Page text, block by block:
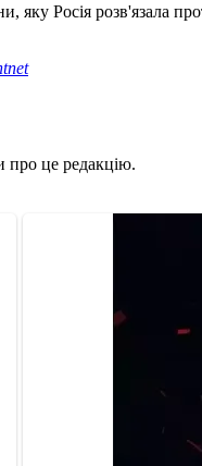
Росія розв'язала
про це редакцію.